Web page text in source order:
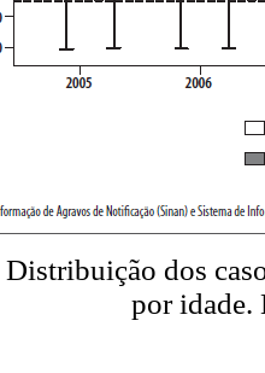
Distribuição dos
por idade.